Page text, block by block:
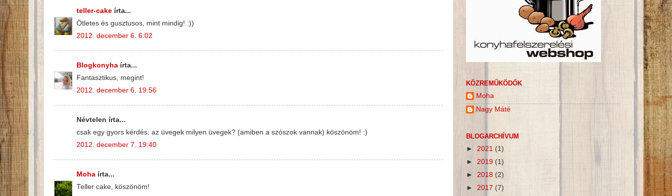
teller-cake írta...
Ötletes és gusztusos, mint mindig! :))
2012. december 6. 6:02
Blogkonyha írta...
Fantasztikus, megint!
2012. december 6. 19:56
Névtelen írta...
csak egy gyors kérdés: az üvegek milyen üvegek? (amiben a szószok vannak) köszönöm! :)
2012. december 7. 19:40
Moha írta...
Teller cake, köszönöm!
KÖZREMŰKÖDŐK
Moha
Nagy Máté
BLOGARCHÍVUM
► 2021 (1)
► 2019 (1)
► 2018 (2)
► 2017 (7)